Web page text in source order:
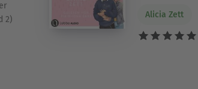
2)
Alicia Zett